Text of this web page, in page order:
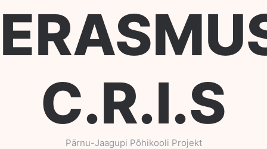
C.R.I.S
Pärnu-Jaagupi Põhikooli Projekt